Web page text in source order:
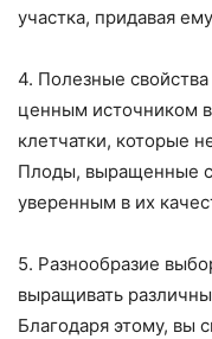
участка, придавая
4. Полезные
ценным источником
клетчатки, которые
Плоды, выращенные
уверенным в их
5. Разнообразие
выращивать
Благодаря этому, вы